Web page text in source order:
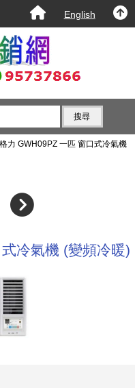
English
力 GWH09PZ 一匹 窗口式冷氣機
冷氣機 (變頻冷暖)